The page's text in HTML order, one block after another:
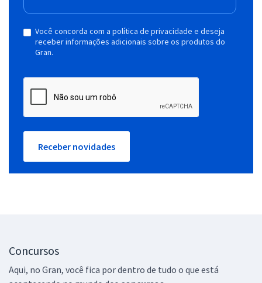
Você concorda com a política de privacidade e deseja
receber informações adicionais sobre os produtos do
Gran.
Receber novidades
Concursos
Aqui, no Gran, você fica por dentro de tudo o que está